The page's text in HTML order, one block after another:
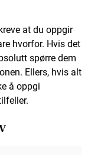
at du oppgir
hvorfor. Hvis det
spørre dem
Ellers, hvis alt
å oppgi